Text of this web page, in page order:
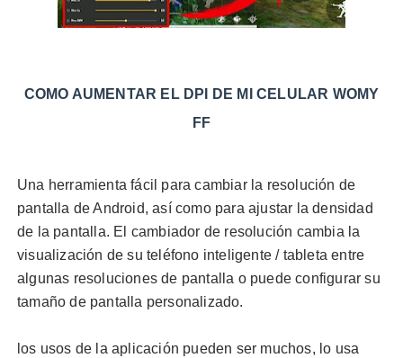
COMO AUMENTAR EL DPI DE MI CELULAR WOMY
FF
Una herramienta fácil para cambiar la resolución de
pantalla de Android, así como para ajustar la densidad
de la pantalla. El cambiador de resolución cambia la
visualización de su teléfono inteligente / tableta entre
algunas resoluciones de pantalla o puede configurar su
tamaño de pantalla personalizado.
los usos de la aplicación pueden ser muchos, lo usa